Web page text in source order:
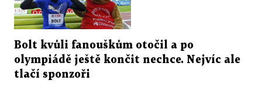
Bolt kvůli fanouškům otočil a po
olympiádě ještě končit nechce. Nejvíc ale
tlačí sponzoři